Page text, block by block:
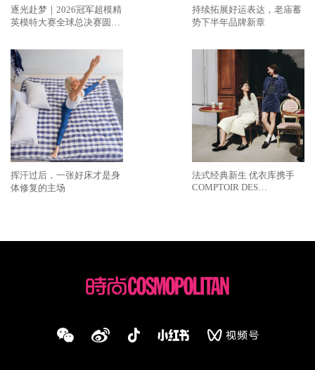
逐光赴梦｜2026冠军超模精
英模特大赛全球总决赛圆满
持续拓展好运表达，老庙蓄
势下半年品牌新章
挥汗过后，一张好床才是身
体修复的主场
法式经典新生 优衣库携手
COMPTOIR DES